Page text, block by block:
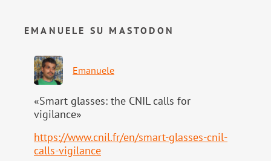
EMANUELE SU MASTODON
Emanuele
«Smart glasses: the CNIL calls for
vigilance»
https://www.cnil.fr/en/smart-glasses-cnil-
calls-vigilance